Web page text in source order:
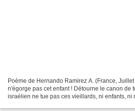
Poème de Hernando Ramirez A. (France,
n'égorge pas cet enfant ! Détourne le canon de
israélien ne tue pas ces vieillards, ni enfants, ni